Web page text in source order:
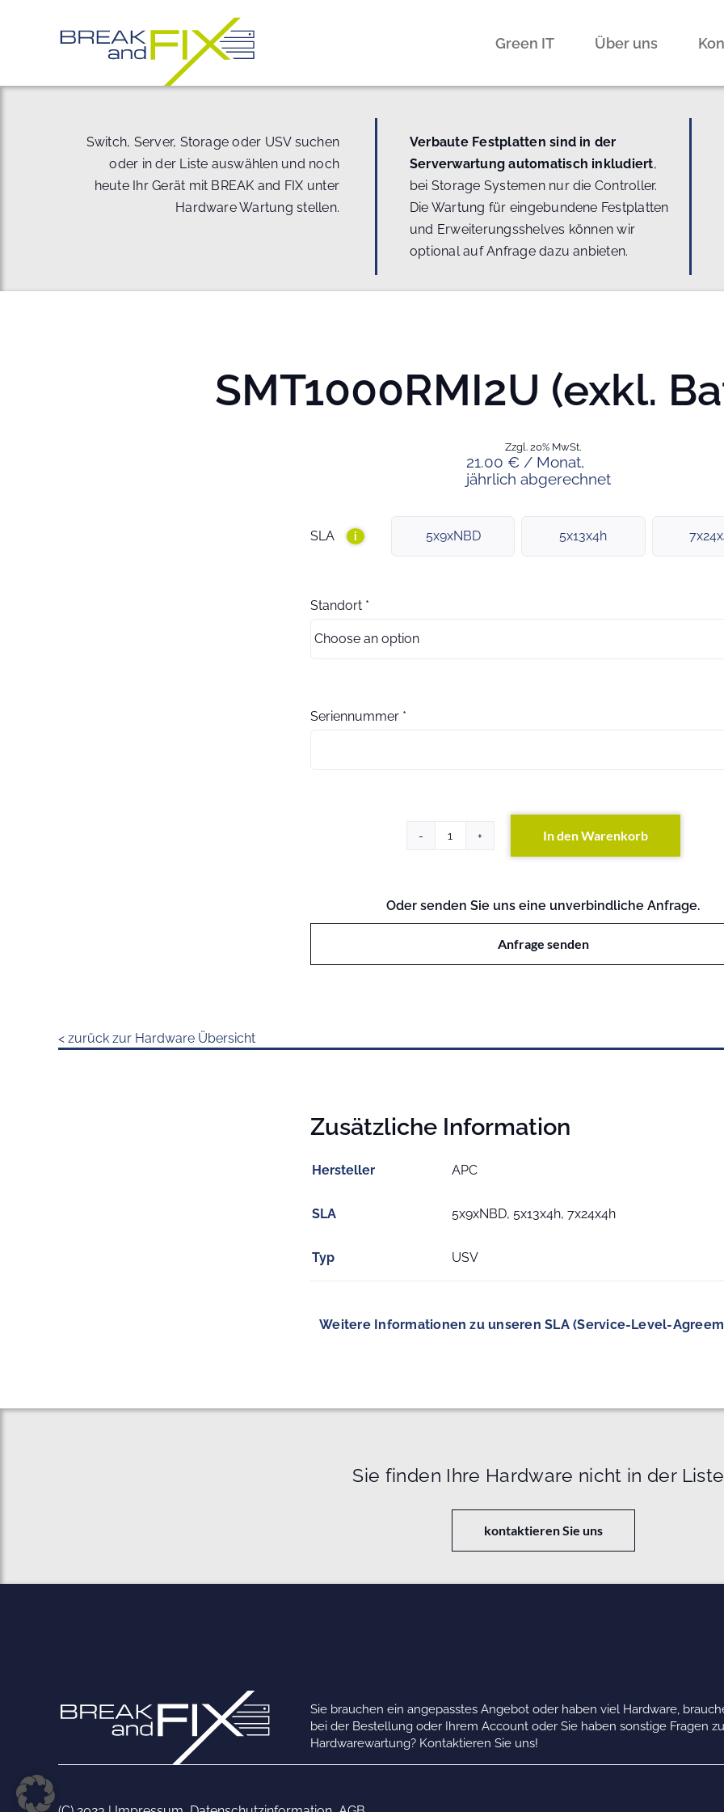
Green IT Über uns
Switch, Server, Storage oder USV suchen
oder in der Liste auswählen und noch
heute Ihr Gerät mit BREAK and FIX unter
Hardware Wartung stellen.
Verbaute Festplatten sind in der
Serverwartung automatisch inkludiert,
bei Storage Systemen nur die Controller.
Die Wartung für eingebundene Festplatten
und Erweiterungsshelves können wir
optional auf Anfrage dazu anbieten.
SMT1000RMI2U (exkl.
21.00 € / Monat,
jährlich abgerechnet
Zzgl. 20% MwSt.
SLA i 5x9xNBD 5x13x4h
Standort *
Seriennummer *
SMT1000RMI2UIn den Warenkorb
Oder senden Sie uns eine unverbindliche Anfrage.
Anfrage senden
< zurück zur Hardware Übersicht
Zusätzliche Information
Hersteller APC
SLA 5x9xNBD, 5x13x4h, 7x24x4h
Typ USV
Weitere Informationen zu unseren SLA (Service-Level-
Sie finden Ihre Hardware nicht in der
kontaktieren Sie uns
Sie brauchen ein angepasstes Angebot oder haben viel Hardware,
bei der Bestellung oder Ihrem Account oder Sie haben sonstige Fragen zu
Hardwarewartung? Kontaktieren Sie uns!